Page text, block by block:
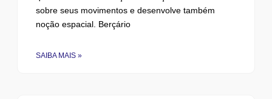
sobre seus movimentos e desenvolve também
noção espacial. Berçário
SAIBA MAIS »